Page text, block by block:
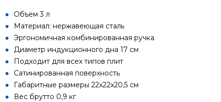
Объем 3 л
Материал: нержавеющая сталь
Эргономичная комбинированная ручка
Диаметр индукционного дна 17 см
Подходит для всех типов плит
Сатинированная поверхность
Габаритные размеры 22х22х20,5 см
Вес брутто 0,9 кг